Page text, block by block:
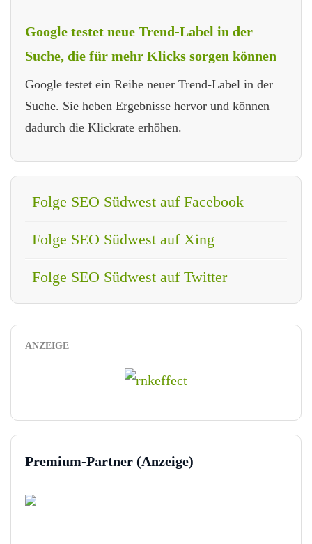
Google testet neue Trend-Label in der
Suche, die für mehr Klicks sorgen können
Google testet ein Reihe neuer Trend-Label in der
Suche. Sie heben Ergebnisse hervor und können
dadurch die Klickrate erhöhen.
Folge SEO Südwest auf Facebook
Folge SEO Südwest auf Xing
Folge SEO Südwest auf Twitter
ANZEIGE
Premium-Partner (Anzeige)